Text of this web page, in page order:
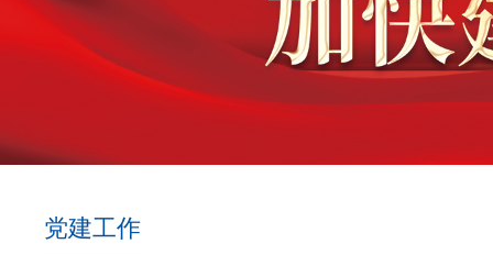
党建工作